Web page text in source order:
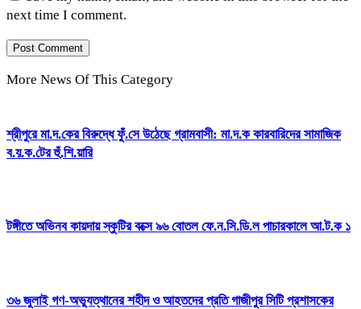
next time I comment.
More News Of This Category
শ্রীপুরে মা.দ.কের বিরুদ্ধে ফুঁ.সে উঠেছে গ্রামবাসী: মা.দ.ক কারবারিদের সামাজিক
ব.য়.ক.টের হুঁ.শি.য়ারি
টঙ্গীতে অভিনব কায়দায় স্কুটির বক্সে ৯৬ বোতল ফে.ন.সি.ডি.ল পাচারকালে আ.ট.ক ১
৩৬ জুলাই গণ-অভ্যুত্থানের শহীদ ও আহতদের প্রতি গাজীপুর সিটি প্রশাসকের